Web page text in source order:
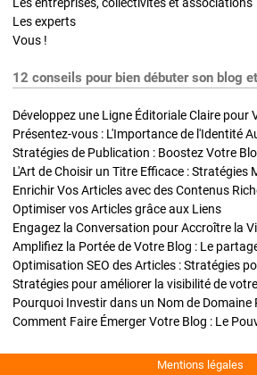
Les entreprises, collectivités et associations
Les experts
Vous !
12 conseils pour bien débuter son blog
Développez une Ligne Éditoriale Claire pour
Présentez-vous : L'Importance de l'Identité
L'Art de Choisir un Titre Efficace : Stratégies
Optimiser vos Articles grâce aux Liens
Engagez la Conversation pour Accroître la
Amplifiez la Portée de Votre Blog : Le
Mentions légales